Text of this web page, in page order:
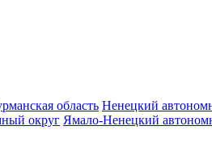
область Ненецкий
округ Ямало-Ненецкий